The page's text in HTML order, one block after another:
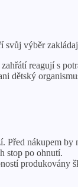
výběr
reagují s
dětský
nákupem
stop po ohnutí.